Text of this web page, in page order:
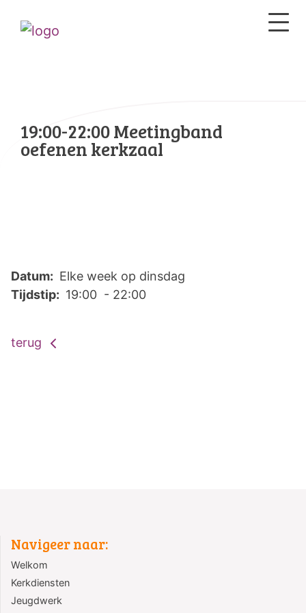
19:00-22:00 Meetingband
oefenen kerkzaal
Datum: Elke week op dinsdag
Tijdstip: 19:00 - 22:00
terug
Navigeer naar:
Welkom
Kerkdiensten
Jeugdwerk